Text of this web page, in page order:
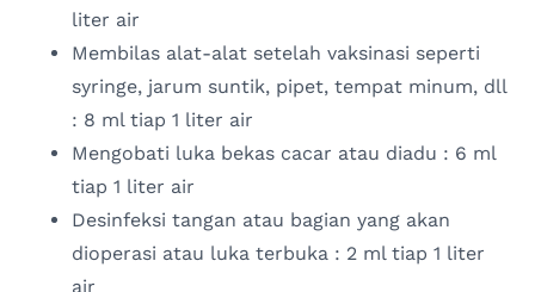
liter air
Membilas alat-alat setelah vaksinasi seperti
syringe, jarum suntik, pipet, tempat minum, dll
: 8 ml tiap 1 liter air
Mengobati luka bekas cacar atau diadu : 6 ml
tiap 1 liter air
Desinfeksi tangan atau bagian yang akan
dioperasi atau luka terbuka : 2 ml tiap 1 liter
air